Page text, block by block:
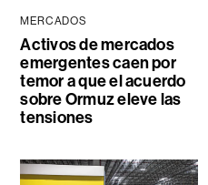
MERCADOS
Activos de mercados
emergentes caen por
temor a que el acuerdo
sobre Ormuz eleve las
tensiones